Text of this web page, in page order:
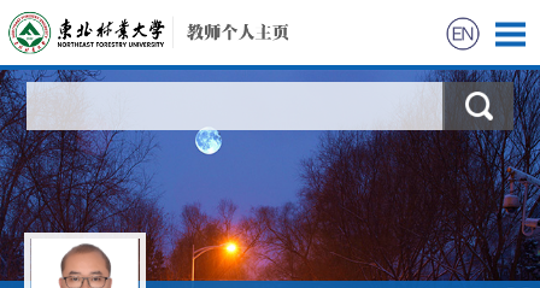
科学研究
教学研究